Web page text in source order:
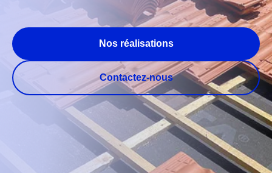
Nos réalisations
Contactez-nous